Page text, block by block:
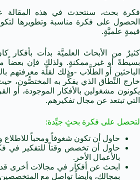
فكرة بحث، سنتحدث في هذه المقالة
الحصول على فكرة مناسبة وتطويرها
قيمةٍ علميَّةٍ.
كثيرٌ من الأبحاث العلميَّة بدأت بأفكار
بسيطةً أو غير ممكنةٍ. ولذلك فإن بعضاً
الباحثين أو الطلَّاب -وذلك لقلَّة معرفتهم
خارج النِّطاق الذي يفكِّر به المختصُّون،
يكونون مشغولين بالأفكار الموجودة، أو
التي تبتعد عن مجال تفكيرهم.
لتحصل على فكرة بحثٍ جيِّدة:
حاول أن تكون شغوفاً ومحباً للاطلاع
حاول أن تخصص وقتاً للتفكير في
بالأعمال الأخر.
ابحث عن أفكار في مجالات أخرى
بمجالك، وأيضاً تواصل مع